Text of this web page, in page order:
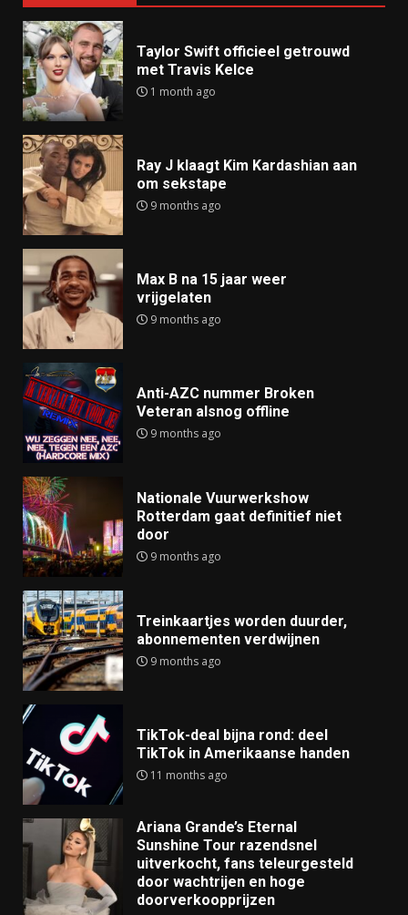
Taylor Swift officieel getrouwd
met Travis Kelce
1 month ago
Ray J klaagt Kim Kardashian aan
om sekstape
9 months ago
Max B na 15 jaar weer
vrijgelaten
9 months ago
Anti-AZC nummer Broken
Veteran alsnog offline
9 months ago
Nationale Vuurwerkshow
Rotterdam gaat definitief niet
door
9 months ago
Treinkaartjes worden duurder,
abonnementen verdwijnen
9 months ago
TikTok-deal bijna rond: deel
TikTok in Amerikaanse handen
11 months ago
Ariana Grande’s Eternal
Sunshine Tour razendsnel
uitverkocht, fans teleurgesteld
door wachtrijen en hoge
doorverkoopprijzen